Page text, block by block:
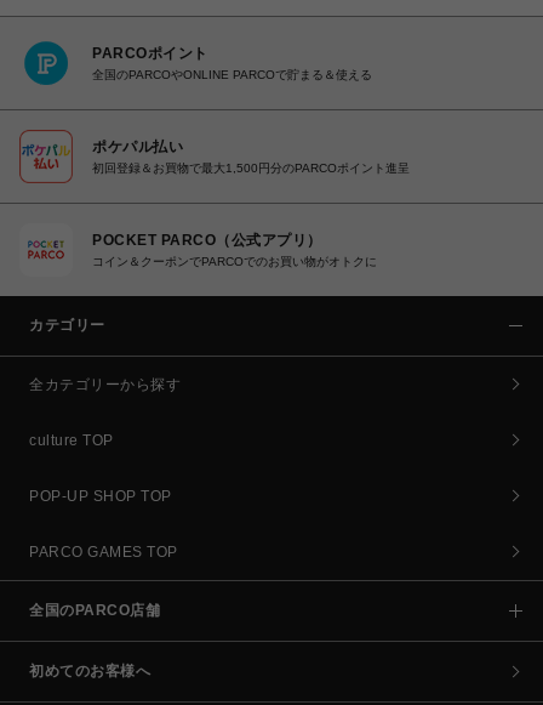
PARCOポイント
全国のPARCOやONLINE PARCOで貯まる＆使える
ポケパル払い
初回登録＆お買物で最大1,500円分のPARCOポイント進呈
POCKET PARCO（公式アプリ）
コイン＆クーポンでPARCOでのお買い物がオトクに
カテゴリー
全カテゴリーから探す
culture TOP
POP-UP SHOP TOP
PARCO GAMES TOP
全国のPARCO店舗
初めてのお客様へ